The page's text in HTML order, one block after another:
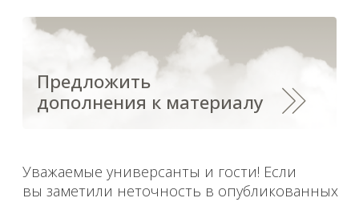
Политика СПбГУ в отношении обработки
персональных данных
Saint Petersburg State University
на электронный адрес